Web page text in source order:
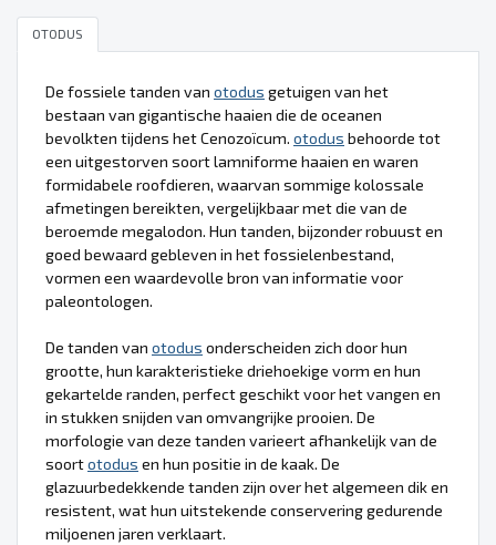
OTODUS
De fossiele tanden van otodus getuigen van het
bestaan van gigantische haaien die de oceanen
bevolkten tijdens het Cenozoïcum. otodus behoorde tot
een uitgestorven soort lamniforme haaien en waren
formidabele roofdieren, waarvan sommige kolossale
afmetingen bereikten, vergelijkbaar met die van de
beroemde megalodon. Hun tanden, bijzonder robuust en
goed bewaard gebleven in het fossielenbestand,
vormen een waardevolle bron van informatie voor
paleontologen.
De tanden van otodus onderscheiden zich door hun
grootte, hun karakteristieke driehoekige vorm en hun
gekartelde randen, perfect geschikt voor het vangen en
in stukken snijden van omvangrijke prooien. De
morfologie van deze tanden varieert afhankelijk van de
soortotodus en hun positie in de kaak. De
glazuurbedekkende tanden zijn over het algemeen dik en
resistent, wat hun uitstekende conservering gedurende
miljoenen jaren verklaart.